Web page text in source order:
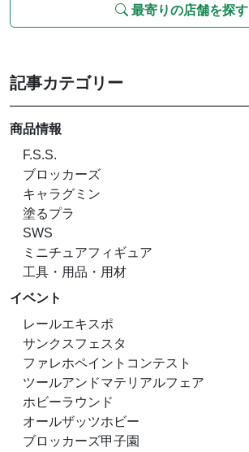
最寄りの店舗を探す
記事カテゴリー
商品情報
F.S.S.
ブロッカーズ
キャラグミン
塗るプラ
SWS
ミニチュアフィギュア
工具・用品・用材
イベント
レールエキスポ
サンクスフェスタ
ファレホペイントコンテスト
ツールアンドマテリアルフェア
ホビーラウンド
オールザッツホビー
ブロッカーズ甲子園